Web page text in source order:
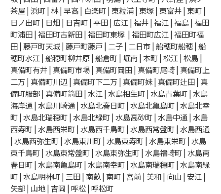
茶屋 | 浜町 | 林 | 早高 | 白楽町 | 東粒浦 | 東塚 | 東富井 | 東町 |
日ノ出町 | 日畑 | 日吉町 | 平田 | 広江 | 福井 | 福江 | 福島 | 福田
町浦田 | 福田町古新田 | 福田町東塚 | 福田町広江 | 福田町福
田 | 藤戸町天城 | 藤戸町藤戸 | 二子 | 二日市 | 船穂町船穂 | 船
穂町水江 | 船穂町柳井原 | 船倉町 | 堀南 | 本町 | 松江 | 松島 |
真備町有井 | 真備町市場 | 真備町岡田 | 真備町尾崎 | 真備町上
二万 | 真備町川辺 | 真備町下二万 | 真備町妹 | 真備町辻田 | 真
備町服部 | 真備町箭田 | 水江 | 水島相生町 | 水島青葉町 | 水島
海岸通 | 水島川崎通 | 水島北春日町 | 水島北亀島町 | 水島北幸
町 | 水島北瑞穂町 | 水島北緑町 | 水島高砂町 | 水島中通 | 水島
西寿町 | 水島西栄町 | 水島西千鳥町 | 水島西常盤町 | 水島西通
| 水島西弥生町 | 水島東川町 | 水島東寿町 | 水島東栄町 | 水島
東千鳥町 | 水島東常盤町 | 水島東弥生町 | 水島福崎町 | 水島南
春日町 | 水島南亀島町 | 水島南幸町 | 水島南瑞穂町 | 水島南緑
町 | 水島明神町 | 三田 | 南畝 | 南町 | 宮前 | 美和 | 向山 | 安江 |
矢部 | 山地 | 吉岡 | 呼松 | 呼松町